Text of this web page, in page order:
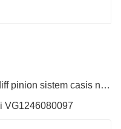
sebelumnya : Bahagian bebibir diff pinion sistem casis no 41204-60060
VG1246080097